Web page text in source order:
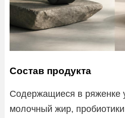
Состав продукта
Содержащиеся в ряженке
молочный жир,